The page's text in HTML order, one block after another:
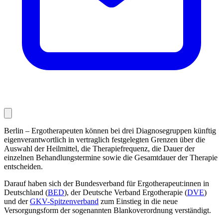
Berlin – Ergotherapeuten können bei drei Diagnosegruppen künftig
eigenverantwortlich in vertraglich fest­gelegten Grenzen über die
Auswahl der Heilmittel, die Therapiefrequenz, die Dauer der
einzelnen Behand­lungstermine sowie die Gesamtdauer der Therapie
entscheiden.
Darauf haben sich der Bundesverband für Ergotherapeut:innen in
Deutschland (BED), der Deutsche Verband Ergotherapie (DVE)
und derGKV-Spitzenverband zum Einstieg in die neue
Versorgungsform der sogenannten Blankoverordnung verständigt.